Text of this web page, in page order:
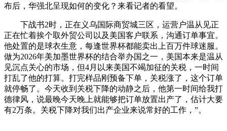
布后，华强北呈现如何的变化？来看记者的看望。
下战书2时，正在义乌国际商贸城三区，运营户温从见正
正在忙着挨个取外贸公司以及美国客户联系，沟通订单事宜。
他处置的是球衣生意，每逢世界杯都能卖出上百万件球迷服。
做为2026年美加墨世界杯的结合举办国之一，美国本来是温从
见沉点关心的市场，但4月以来美国不竭加征的关税，一时间
打乱了他的打算。打完样品刚预备下单，关税涨了，这个订单
就停畅了。今天收到关税下降的动静之后，他第一时间给我打
德律风，说最晚今天晚上就能够把订单放置出产了，估计大要
有2万条。关税下降对我们出产企业来说常好的工作，”。